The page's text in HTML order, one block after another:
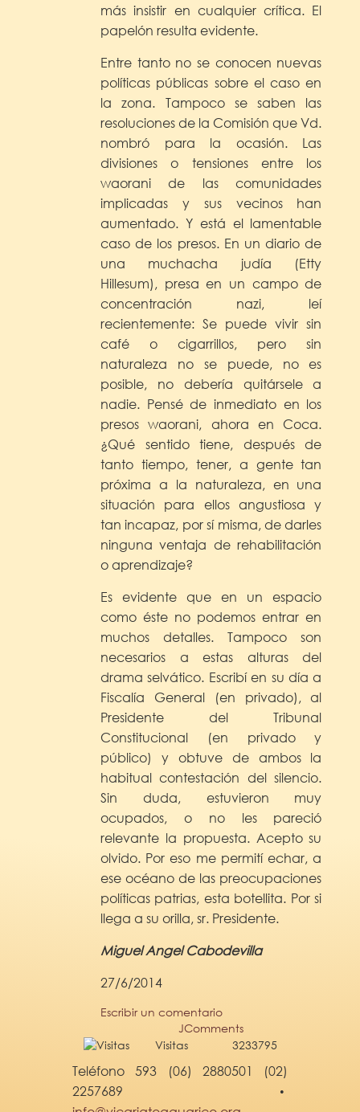
más insistir en cualquier crítica. El
papelón resulta evidente.
Entre tanto no se conocen nuevas
políticas públicas sobre el caso en
la zona. Tampoco se saben las
resoluciones de la Comisión que Vd.
nombró para la ocasión. Las
divisiones o tensiones entre los
waorani de las comunidades
implicadas y sus vecinos han
aumentado. Y está el lamentable
caso de los presos. En un diario de
una muchacha judía (Etty
Hillesum), presa en un campo de
concentración nazi, leí
recientemente: Se puede vivir sin
café o cigarrillos, pero sin
naturaleza no se puede, no es
posible, no debería quitársele a
nadie. Pensé de inmediato en los
presos waorani, ahora en Coca.
¿Qué sentido tiene, después de
tanto tiempo, tener, a gente tan
próxima a la naturaleza, en una
situación para ellos angustiosa y
tan incapaz, por sí misma, de darles
ninguna ventaja de rehabilitación
o aprendizaje?
Es evidente que en un espacio
como éste no podemos entrar en
muchos detalles. Tampoco son
necesarios a estas alturas del
drama selvático. Escribí en su día a
Fiscalía General (en privado), al
Presidente del Tribunal
Constitucional (en privado y
público) y obtuve de ambos la
habitual contestación del silencio.
Sin duda, estuvieron muy
ocupados, o no les pareció
relevante la propuesta. Acepto su
olvido. Por eso me permití echar, a
ese océano de las preocupaciones
políticas patrias, esta botellita. Por si
llega a su orilla, sr. Presidente.
Miguel Angel Cabodevilla
27/6/2014
Escribir un comentario
JComments
Visitas
3233795
Teléfono 593 (06) 2880501 (02)
2257689 •